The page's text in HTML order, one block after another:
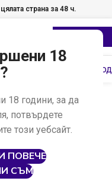
18
18 години, за да
потвърдете
този уебсайт.
ПОВЕЧЕ
СЪМ
страна за 48 ч.
Провери код
стероиди